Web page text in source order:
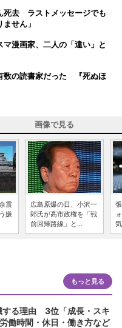
死去 ラストメッセージでも
せん」
漫画家、二人の「違い」と
数の読書家だった 『死ぬほ
画像で見る
震
嫌
広島原爆の日、小沢一
郎氏が高市政権を「戦
前回帰路線」と...
もっと見る
する理由 3位「成長・スキ
働時間・休日・働き方など